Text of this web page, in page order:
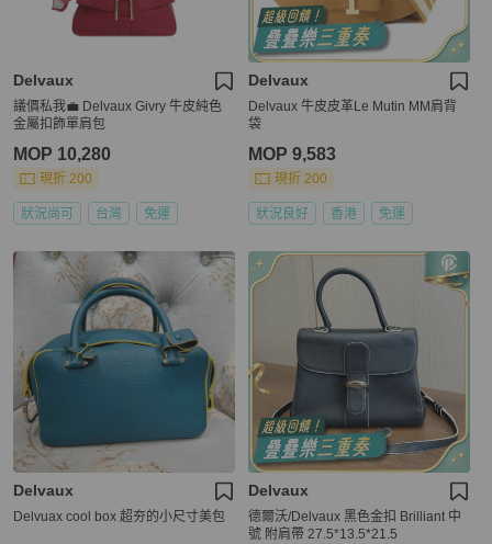
Delvaux
議價私我💼 Delvaux Givry 牛皮純色
金屬扣飾單肩包
MOP 10,280
現折 200
狀況尚可 台灣 免運
Delvaux
Delvaux 牛皮皮革Le Mutin MM肩背
袋
MOP 9,583
現折 200
狀況良好 香港 免運
Delvaux
Delvuax cool box 超夯的小尺寸美包
Delvaux
德爾沃/Delvaux 黑色金扣 Brilliant 中
號 附肩帶 27.5*13.5*21.5